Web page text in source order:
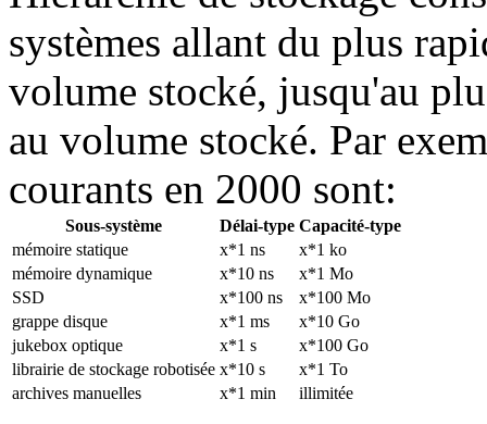
systèmes allant du plus
volume stocké, jusqu'au
au volume stocké. Par
courants en 2000 sont:
Sous-système Délai-type Capacité-type
mémoire statique
x*1 ns
x*1 ko
mémoire dynamique
x*10 ns
x*1 Mo
SSD
x*100 ns
x*100 Mo
grappe disque
x*1 ms
x*10 Go
jukebox optique
x*1 s
x*100 Go
librairie de stockage robotisée x*10 s
x*1 To
archives manuelles
x*1 min illimitée